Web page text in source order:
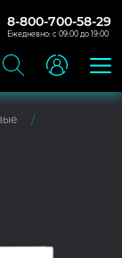
8-800-700-58-29
Ежедневно: с 09:00 до 19:00